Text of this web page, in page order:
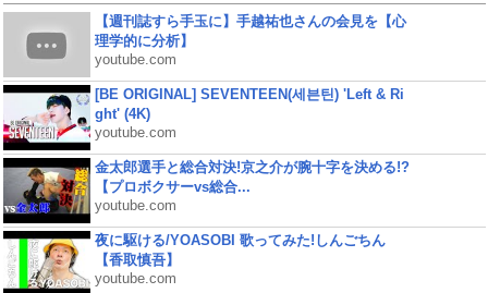
【週刊誌すら手玉に】手越祐也さんの会見を【心
理学的に分析】
youtube.com
[BE ORIGINAL] SEVENTEEN(세븐틴) 'Left & Ri
ght' (4K)
youtube.com
金太郎選手と総合対決!京之介が腕十字を決める!?
【プロボクサーvs総合...
youtube.com
夜に駆ける/YOASOBI 歌ってみた!しんごちん
【香取慎吾】
youtube.com